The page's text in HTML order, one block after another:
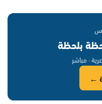
بلحظة
· مباشر
←